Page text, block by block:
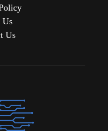
Us
Us